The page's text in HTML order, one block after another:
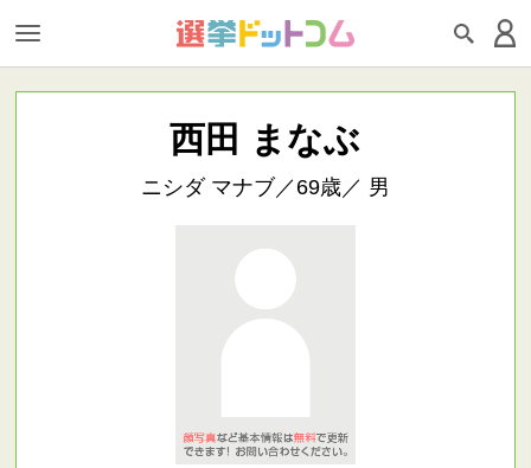
西田 まなぶ
ニシダ マナブ／69歳／ 男